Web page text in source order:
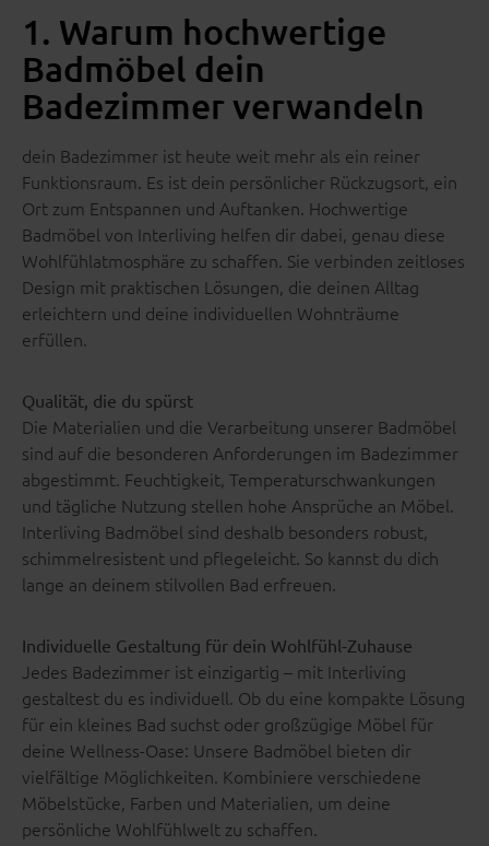
1. Warum hochwertige
Badmöbel dein
Badezimmer verwandeln
dein Badezimmer ist heute weit mehr als ein reiner
Funktionsraum. Es ist dein persönlicher Rückzugsort, ein
Ort zum Entspannen und Auftanken. Hochwertige
Badmöbel von Interliving helfen dir dabei, genau diese
Wohlfühlatmosphäre zu schaffen. Sie verbinden zeitloses
Design mit praktischen Lösungen, die deinen Alltag
erleichtern und deine individuellen Wohnträume
erfüllen.
Qualität, die du spürst
Die Materialien und die Verarbeitung unserer Badmöbel
sind auf die besonderen Anforderungen im Badezimmer
abgestimmt. Feuchtigkeit, Temperaturschwankungen
und tägliche Nutzung stellen hohe Ansprüche an Möbel.
Interliving Badmöbel sind deshalb besonders robust,
schimmelresistent und pflegeleicht. So kannst du dich
lange an deinem stilvollen Bad erfreuen.
Individuelle Gestaltung für dein Wohlfühl-Zuhause
Jedes Badezimmer ist einzigartig – mit Interliving
gestaltest du es individuell. Ob du eine kompakte Lösung
für ein kleines Bad suchst oder großzügige Möbel für
deine Wellness-Oase: Unsere Badmöbel bieten dir
vielfältige Möglichkeiten. Kombiniere verschiedene
Möbelstücke, Farben und Materialien, um deine
persönliche Wohlfühlwelt zu schaffen.